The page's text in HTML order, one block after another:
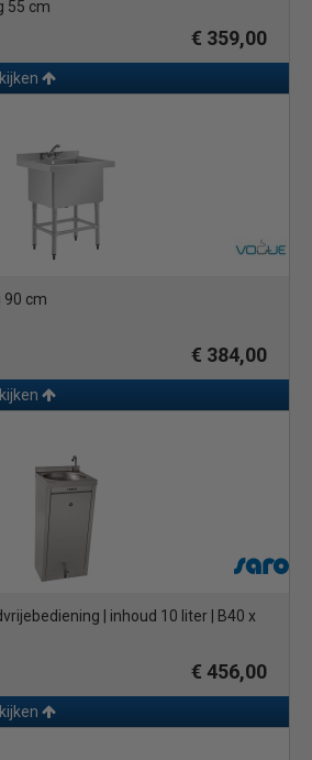
55 cm
€ 359,00
90 cm
€ 384,00
| inhoud 10 liter | B40 x
€ 456,00